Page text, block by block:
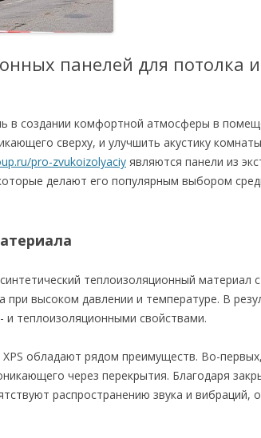
панелей для потолка
в создании комфортной атмосферы в
сверху, и улучшить акустику
pro-zvukoizolyaciy являются панели из
делают его популярным выбором
теплоизоляционный материал
при высоком давлении и температуре. В
и теплоизоляционными свойствами.
XPS обладают рядом преимуществ. Во-
через перекрытия. Благодаря
распространению звука и вибраций,